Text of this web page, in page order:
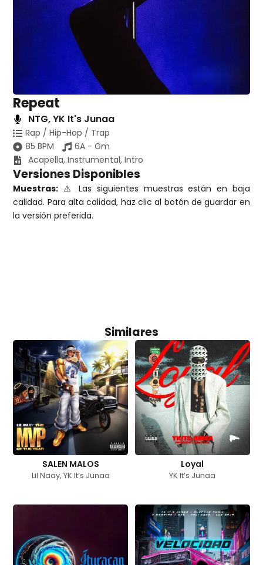
Repeat
NTG,YK It's Junaa
Rap / Hip-Hop / Trap
85 BPM
6A - Gm
Acapella,Instrumental,Intro
Versiones Disponibles
Muestras: ⚠️ Las siguientes muestras están en baja
calidad. Para alta calidad, haz clic al botón de guardar en
la versión preferida.
Similares
SALEN MALOS
Lil Naay, YK It’s Junaa
Loyal
YK It’s Junaa